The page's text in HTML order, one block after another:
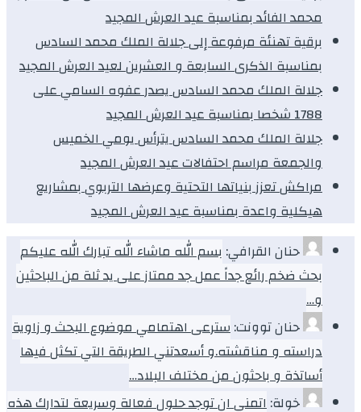
محمد الفائد بمناسبة عيد العرش المجيد
برقية تهنئة مرفوعة إلى جلالة الملك محمد السادس
بمناسبة الذكرى السابعة و العشرين لعيد العرش المجيد
جلالة الملك محمد السادس يصدر عفوه السامي على
1788 شخصا بمناسبة عيد العرش المجيد
جلالة الملك محمد السادس يترأس يومي الخميس
والجمعة مراسم احتفالات عيد العرش المجيد
مراكش تعزز بنياتها التحتية وعرضها التربوي بمشاريع
هيكلية واعدة بمناسبة عيد العرش المجيد
حنان القرافي: بسم الله ماشاء الله تبارك الله عليكم
بحث ضخم رائع جداً عمل جد ممتاز على يد ثلة من الباحثين
و…
حنان توونت:سترعى اهتمامي موضوع البحث و زاوية
دراسته و مناقشته.و أسعدتني الطريقة التي تكثل فيها
أساتذة و باحثون من مختلف البلاد…
خولة:اتمني ان توجد حلول فعالة وسريعة لتدارك هذه